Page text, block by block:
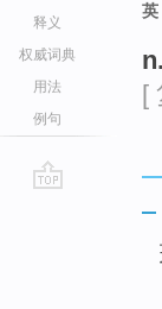
释义
权威词典
用法
例句
英
[